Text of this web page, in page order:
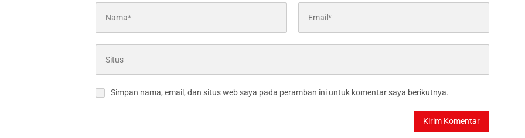
Simpan nama, email, dan situs web saya pada peramban ini untuk komentar saya berikutnya.